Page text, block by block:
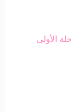
من المرحلة الأولى